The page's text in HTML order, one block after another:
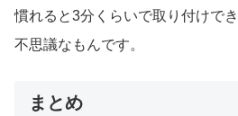
慣れると3分くらいで取り付けで
不思議なもんです。
まとめ